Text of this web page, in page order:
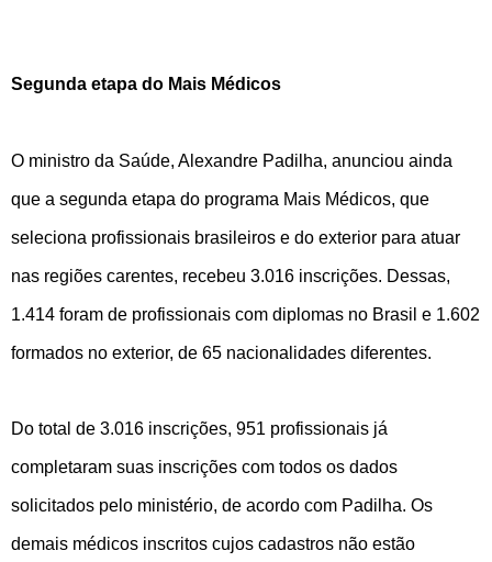
Segunda etapa do Mais Médicos
O ministro da Saúde, Alexandre Padilha, anunciou ainda
que a segunda etapa do programa Mais Médicos, que
seleciona profissionais brasileiros e do exterior para atuar
nas regiões carentes, recebeu 3.016 inscrições. Dessas,
1.414 foram de profissionais com diplomas no Brasil e 1.602
formados no exterior, de 65 nacionalidades diferentes.
Do total de 3.016 inscrições, 951 profissionais já
completaram suas inscrições com todos os dados
solicitados pelo ministério, de acordo com Padilha. Os
demais médicos inscritos cujos cadastros não estão